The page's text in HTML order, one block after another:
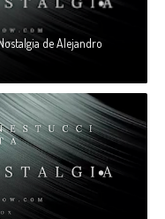
de Alejandro